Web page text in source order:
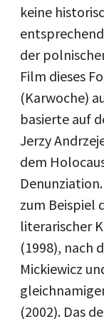
keine
der
Film dieses
(Karwoche)
basierte auf
Jerzy
dem
zum Beispiel
literarischer
(1998), nach
Mickiewicz
(2002). Das